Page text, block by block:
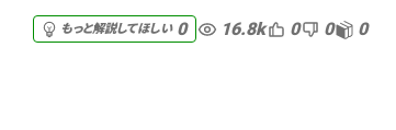
もっと解説してほしい 0 16.8k 0 0 0